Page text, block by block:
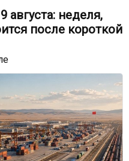
августа: неделя,
после короткой